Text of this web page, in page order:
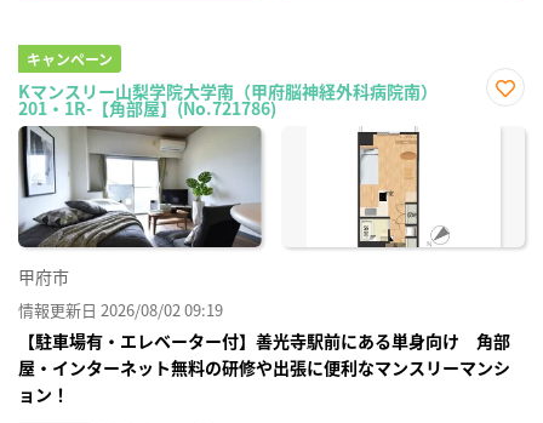
キャンペーン
Kマンスリー山梨学院大学南（甲府脳神経外科病院南）
201・1R-【角部屋】(No.721786)
に入
甲府市
情報更新日 2026/08/02 09:19
【駐車場有・エレベーター付】善光寺駅前にある単身向け 角部
屋・インターネット無料の研修や出張に便利なマンスリーマンシ
ョン！